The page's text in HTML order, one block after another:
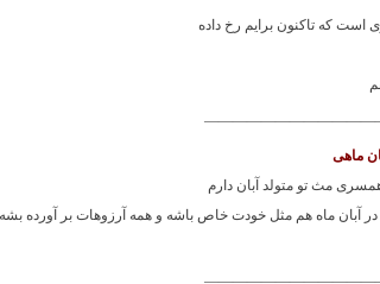
است که تاکنون برایم رخ داده
ماهی
مث تو متولد آبان دارم
در آبان ماه هم مثل خودت خاص باشه و همه آرزوهات بر آورده بشه